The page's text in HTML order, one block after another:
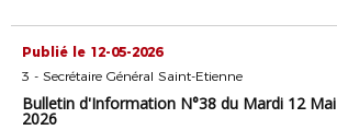
Publié le 12-05-2026
3 - Secrétaire Général Saint-Etienne
Bulletin d'Information N°38 du Mardi 12 Mai
2026